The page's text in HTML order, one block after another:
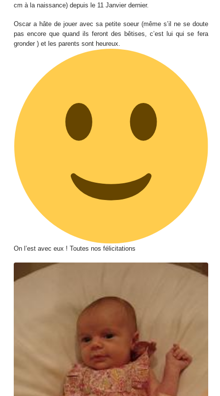
cm à la naissance) depuis le 11 Janvier dernier.
Oscar a hâte de jouer avec sa petite soeur (même s’il ne se doute
pas encore que quand ils feront des bêtises, c’est lui qui se fera
gronder) et les parents sont heureux.
On l’est avec eux ! Toutes nos félicitations